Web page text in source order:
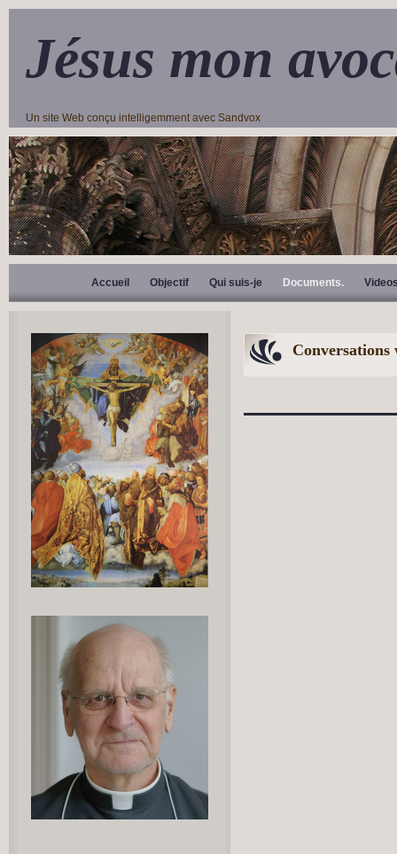
Jésus mon
Un site Web conçu intelligemment avec Sandvox
Accueil Objectif Qui suis-je Documents.
Conversations